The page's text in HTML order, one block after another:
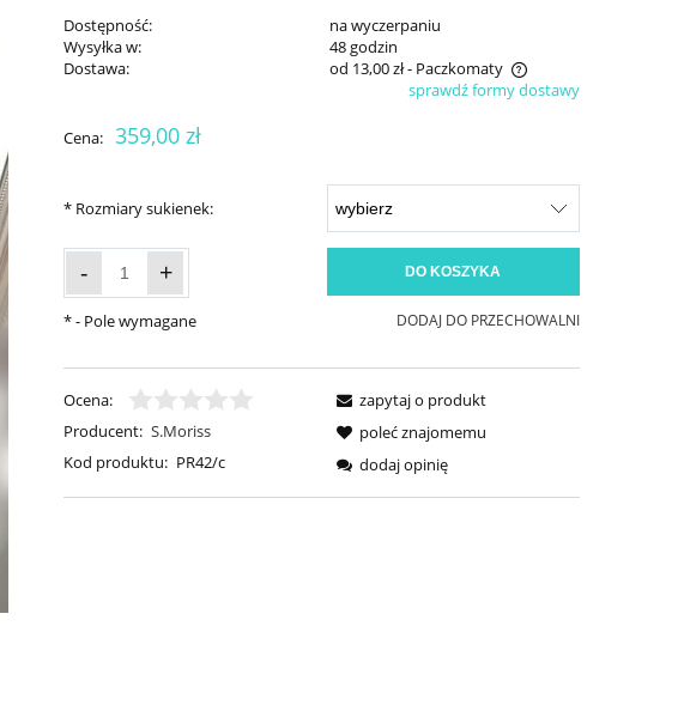
Dostępność:
na wyczerpaniu
Wysyłka w:
48 godzin
Dostawa:
od 13,00 zł- Paczkomaty
sprawdź formy dostawy
Cena: 359,00 zł
* Rozmiary sukienek:
- + DO KOSZYKA
DODAJ DO PRZECHOWALNI
*- Pole wymagane
Ocena:
Producent: S.Moriss
Kod produktu: PR42/c
zapytaj o produkt
poleć znajomemu
dodaj opinię